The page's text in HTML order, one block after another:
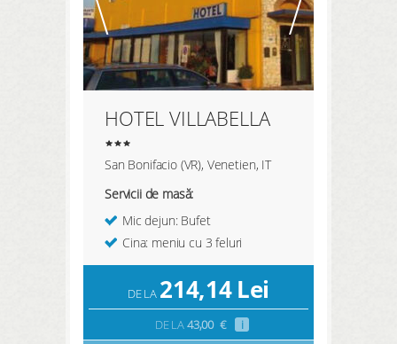
HOTEL VILLABELLA
San Bonifacio (VR), Venetien, IT
Servicii de masă:
Mic dejun: Bufet
Cina: meniu cu 3 feluri
DE LA 214,14Lei
DE LA43,00 €
i